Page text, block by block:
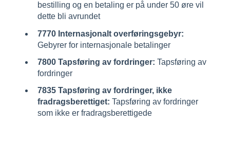
bestilling og en betaling er på under 50 øre vil
dette bli avrundet
7770 Internasjonalt overføringsgebyr:
Gebyrer for internasjonale betalinger
7800 Tapsføring av fordringer: Tapsføring av
fordringer
7835 Tapsføring av fordringer, ikke
fradragsberettiget: Tapsføring av fordringer
som ikke er fradragsberettigede